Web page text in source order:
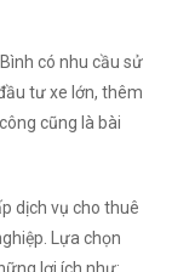
có nhu cầu sử
tư xe lớn, thêm
cũng là bài
dịch vụ cho thuê
Lựa chọn